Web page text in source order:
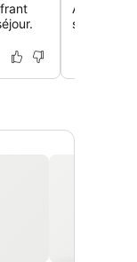
Achète
simplifie